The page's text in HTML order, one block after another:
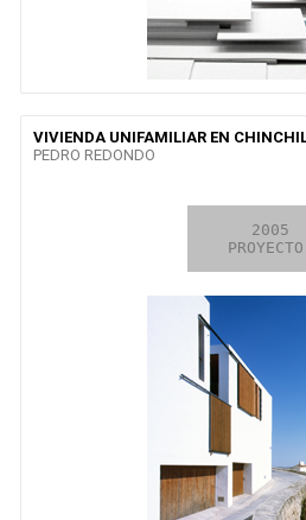
VIVIENDA UNIFAMILIAR EN
PEDRO REDONDO
2005
PROYECTO